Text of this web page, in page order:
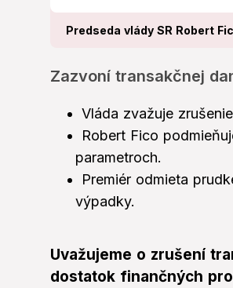
Predseda vlády SR Robert
Zazvoní transakčnej
Vláda zvažuje
Robert Fico
parametroch.
Premiér odmieta
výpadky.
Uvažujeme o zrušení
dostatok finančných